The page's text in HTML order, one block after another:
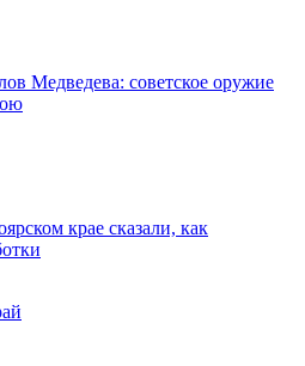
Медведева: советское оружие
крае сказали, как